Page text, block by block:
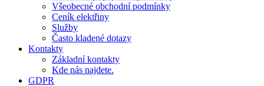
Všeobecné obchodní podmínky
Ceník elektřiny
Služby
Často kladené dotazy
Kontakty
Základní kontakty
Kde nás najdete.
GDPR